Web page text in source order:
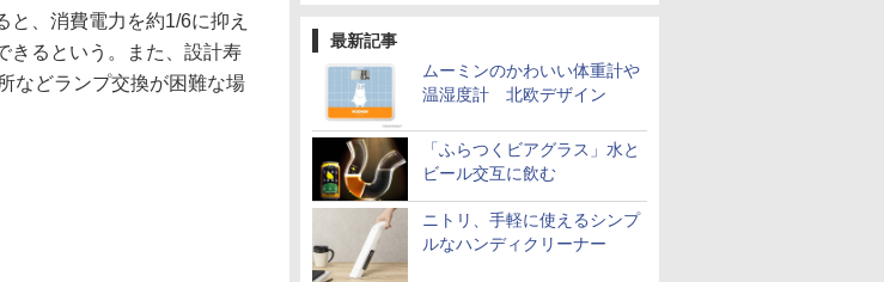
最新記事
ムーミンのかわいい体重計や
温湿度計 北欧デザイン
「ふらつくビアグラス」水と
ビール交互に飲む
ニトリ、手軽に使えるシンプ
ルなハンディクリーナー
、消費電力を約1/6に抑え
きるという。また、設計寿
などランプ交換が困難な場